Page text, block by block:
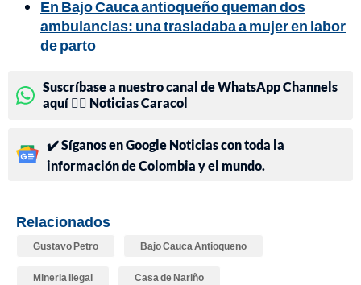
En Bajo Cauca antioqueño queman dos
ambulancias: una trasladaba a mujer en labor
de parto
Suscríbase a nuestro canal de WhatsApp Channels
aquí 👉🏻 Noticias Caracol
✔️ Síganos en Google Noticias con toda la
información de Colombia y el mundo.
Relacionados
Gustavo Petro Bajo Cauca Antioqueno
Mineria Ilegal Casa de Nariño